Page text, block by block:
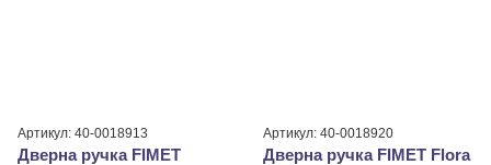
Артикул: 40-0018913
Дверна ручка FIMET
Артикул: 40-0018920
Дверна ручка FIMET Flora